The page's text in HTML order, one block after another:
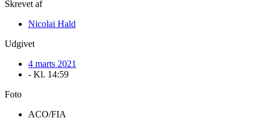
Skrevet af
Nicolai Hald
Udgivet
4 marts 2021
- Kl. 14:59
Foto
ACO/FIA